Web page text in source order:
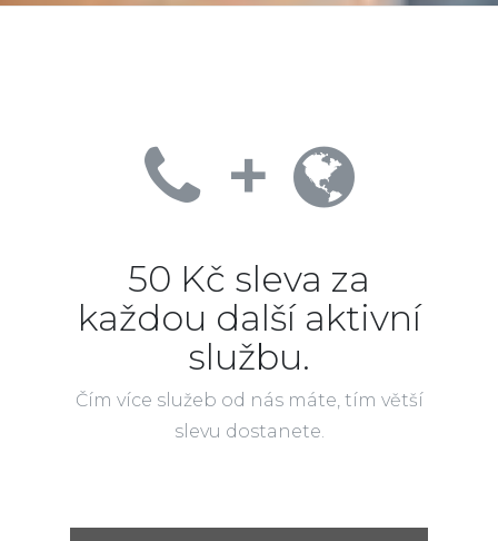
+
50 Kč sleva za
každou další aktivní
službu.
Čím více služeb od nás máte, tím větší
slevu dostanete.